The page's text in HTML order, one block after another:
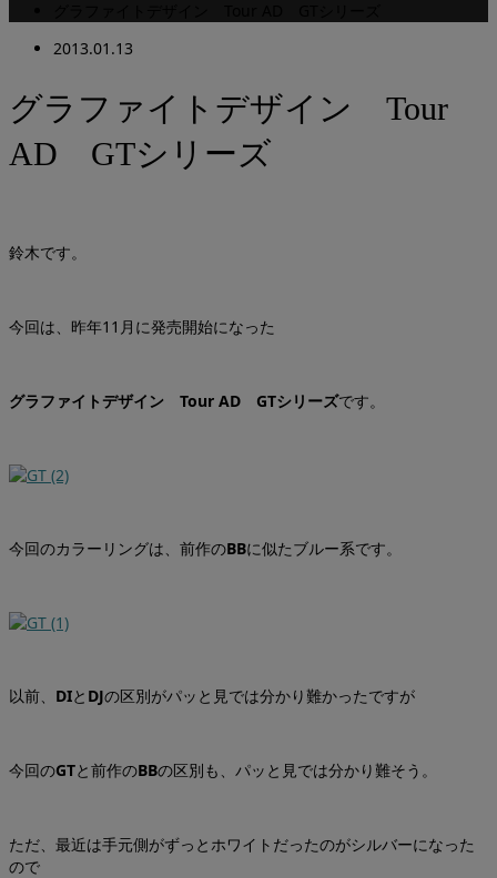
2013.01.13
グラファイトデザイン Tour
AD GTシリーズ
鈴木です。
今回は、昨年11月に発売開始になった
グラファイトデザイン Tour AD GTシリーズです。
今回のカラーリングは、前作のBBに似たブルー系です。
以前、 DIと DJの区別がパッと見では分かり難かったですが
今回のGTと前作のBBの区別も、パッと見では分かり難そう。
ただ、最近は手元側がずっとホワイトだったのがシルバーになった
ので